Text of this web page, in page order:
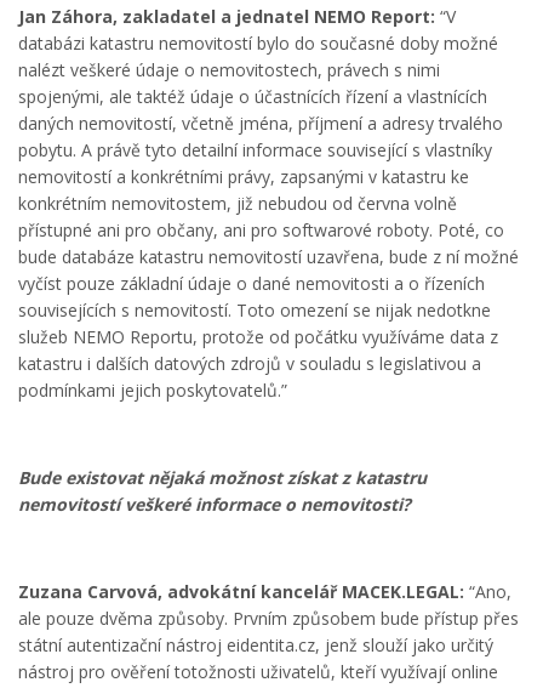
Jan Záhora, zakladatel a jednatel NEMO Report: “V
databázi katastru nemovitostí bylo do současné doby možné
nalézt veškeré údaje o nemovitostech, právech s nimi
spojenými, ale taktéž údaje o účastnících řízení a vlastnících
daných nemovitostí, včetně jména, příjmení a adresy trvalého
pobytu. A právě tyto detailní informace související s vlastníky
nemovitostí a konkrétními právy, zapsanými v katastru ke
konkrétním nemovitostem, již nebudou od června volně
přístupné ani pro občany, ani pro softwarové roboty. Poté, co
bude databáze katastru nemovitostí uzavřena, bude z ní možné
vyčíst pouze základní údaje o dané nemovitosti a o řízeních
souvisejících s nemovitostí. Toto omezení se nijak nedotkne
služeb NEMO Reportu, protože od počátku využíváme data z
katastru i dalších datových zdrojů v souladu s legislativou a
podmínkami jejich poskytovatelů.”
Bude existovat nějaká možnost získat z katastru
nemovitostí veškeré informace o nemovitosti?
Zuzana Carvová, advokátní kancelář MACEK.LEGAL: “Ano,
ale pouze dvěma způsoby. Prvním způsobem bude přístup přes
státní autentizační nástroj eidentita.cz, jenž slouží jako určitý
nástroj pro ověření totožnosti uživatelů, kteří využívají online